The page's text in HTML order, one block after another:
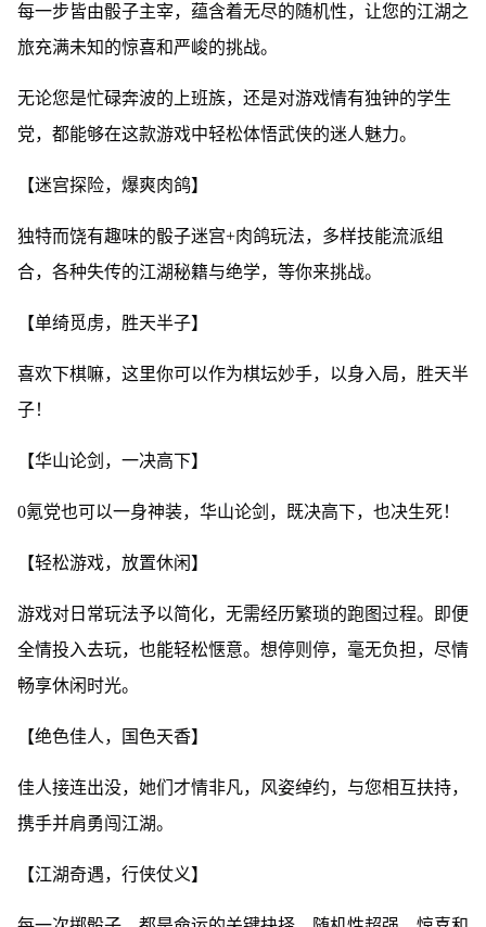
每一步皆由骰子主宰，蕴含着无尽的随机性，让您的江湖之
旅充满未知的惊喜和严峻的挑战。
无论您是忙碌奔波的上班族，还是对游戏情有独钟的学生
党，都能够在这款游戏中轻松体悟武侠的迷人魅力。
【迷宫探险，爆爽肉鸽】
独特而饶有趣味的骰子迷宫+肉鸽玩法，多样技能流派组
合，各种失传的江湖秘籍与绝学，等你来挑战。
【单绮觅虏，胜天半子】
喜欢下棋嘛，这里你可以作为棋坛妙手，以身入局，胜天半
子！
【华山论剑，一决高下】
0氪党也可以一身神装，华山论剑，既决高下，也决生死！
【轻松游戏，放置休闲】
游戏对日常玩法予以简化，无需经历繁琐的跑图过程。即便
全情投入去玩，也能轻松惬意。想停则停，毫无负担，尽情
畅享休闲时光。
【绝色佳人，国色天香】
佳人接连出没，她们才情非凡，风姿绰约，与您相互扶持，
携手并肩勇闯江湖。
【江湖奇遇，行侠仗义】